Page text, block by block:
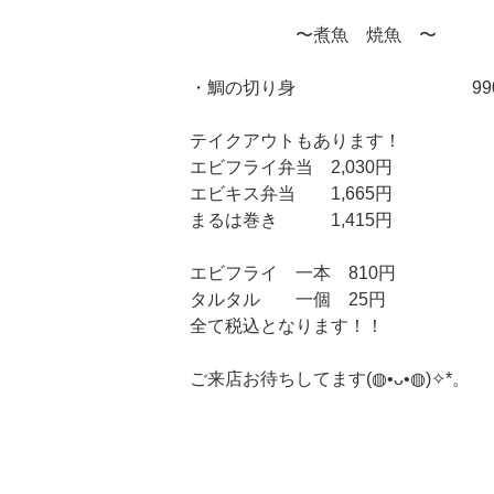
〜煮魚 焼魚 〜
・鯛の切り身 990
テイクアウトもあります！
エビフライ弁当 2,030円
エビキス弁当 1,665円
まるは巻き 1,415円
エビフライ 一本 810円
タルタル 一個 25円
全て税込となります！！
ご来店お待ちしてます(⁠◍⁠•⁠ᴗ⁠•⁠◍⁠)⁠✧⁠*⁠。